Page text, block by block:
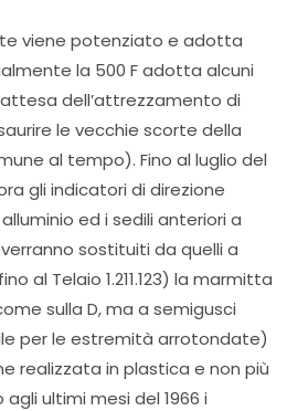
viene potenziato e adotta
la 500 F adotta alcuni
dell’attrezzamento di
le vecchie scorte della
al tempo). Fino al luglio del
gli indicatori di direzione
ed i sedili anteriori a
sostituiti da quelli a
al Telaio 1.211.123) la marmitta
sulla D, ma a semigusci
per le estremità arrotondate)
realizzata in plastica e non più
ultimi mesi del 1966 i